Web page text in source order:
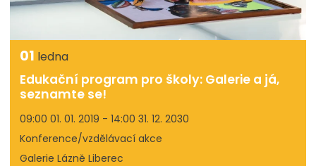
01 ledna
Edukační program pro školy: Galerie a já,
seznamte se!
09:00 01. 01. 2019 - 14:00 31. 12. 2030
Konference/vzdělávací akce
Galerie Lázně Liberec